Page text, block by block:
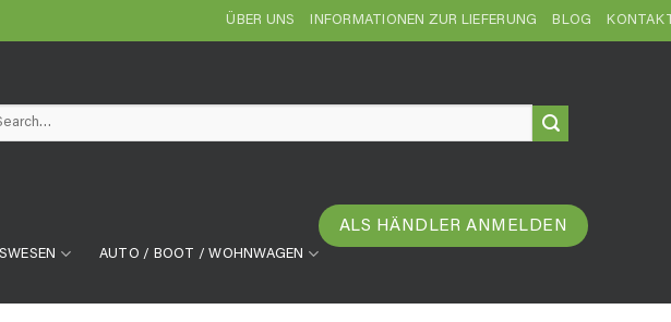
ÜBER UNS INFORMATIONEN ZUR LIEFERUNG BLOG KONTAKT
AUTO / BOOT / WOHNWAGEN
ALS HÄNDLER ANMELDEN